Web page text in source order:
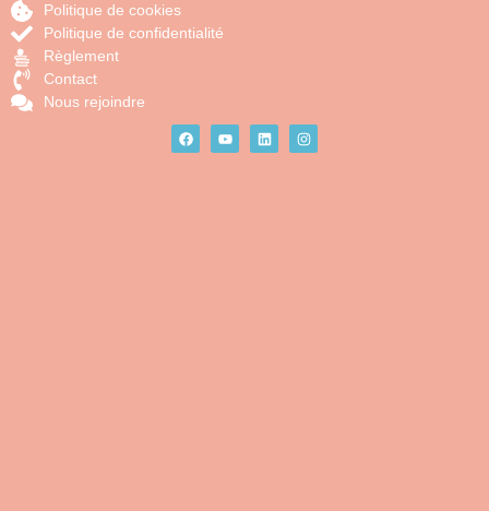
Politique de cookies
Politique de confidentialité
Règlement
Contact
Nous rejoindre